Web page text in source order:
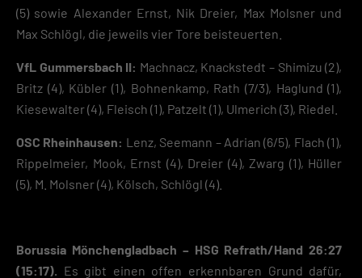
(5) sowie Alexander Ernst, Nik Dreier, Max Molsner und
Max Schlögl, die jeweils vier Tore beisteuerten.
VfL Gummersbach II: Machnacz, Knackstedt – Shimizu (2),
Britz (4), Kübler (1), Bohnenkamp, Rath (7/3), Haglund (1),
Kiesewalter (4), Fleisch (1), Patzelt (1), Ulmerich (3), Riedel.
OSC Rheinhausen: Lenz, Seemann – Adrian (6/5), Flach (1),
Rippelmeier, Mook, Ernst (4), Dreier (4), Zwarg (1), Hüller
(5), M. Molsner (4), Kölsch, Schlögl (4).
Borussia Mönchengladbach – HSG Refrath/Hand 26:27
(15:17). Es gibt einen offen erkennbaren Grund dafür,